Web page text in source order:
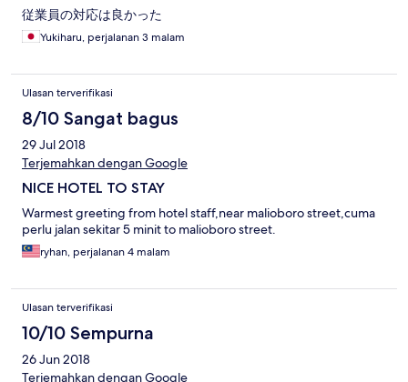
従業員の対応は良かった
Yukiharu, perjalanan 3 malam
Ulasan terverifikasi
8/10 Sangat bagus
29 Jul 2018
Terjemahkan dengan Google
NICE HOTEL TO STAY
Warmest greeting from hotel staff,near malioboro street,cuma
perlu jalan sekitar 5 minit to malioboro street.
ryhan, perjalanan 4 malam
Ulasan terverifikasi
10/10 Sempurna
26 Jun 2018
Terjemahkan dengan Google